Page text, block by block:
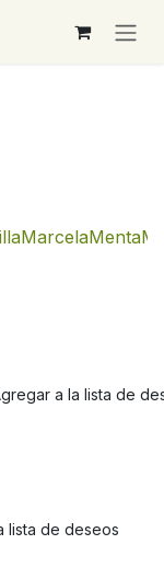
MarcelaMenta
a la lista de
lista de deseos